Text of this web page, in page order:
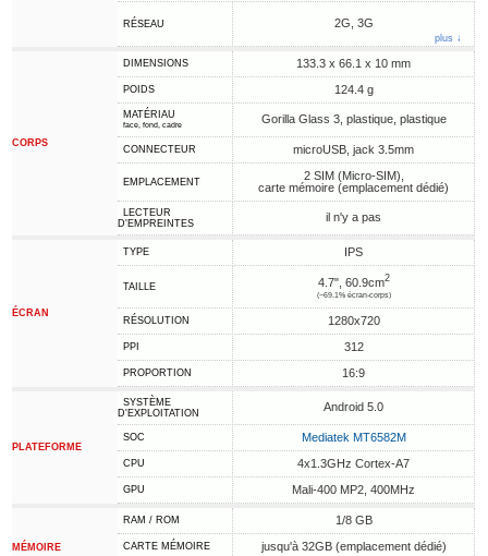
RÉSEAU 2G, 3G
plus ↓
CORPS
DIMENSIONS 133.3 x 66.1 x 10 mm
POIDS 124.4 g
MATÉRIAU
face, fond, cadre Gorilla Glass 3, plastique, plastique
CONNECTEUR microUSB, jack 3.5mm
EMPLACEMENT
2 SIM (Micro-SIM),
carte mémoire (emplacement dédié)
LECTEUR
D'EMPREINTES
il n'y a pas
ÉCRAN
TYPE IPS
TAILLE 4.7", 60.9cm2
(~69.1% écran-corps)
RÉSOLUTION 1280x720
PPI 312
PROPORTION 16:9
PLATEFORME
SYSTÈME
D'EXPLOITATION
Android 5.0
SOC Mediatek MT6582M
CPU 4x1.3GHz Cortex-A7
GPU Mali-400 MP2, 400MHz
MÉMOIRE
RAM / ROM 1/8 GB
CARTE MÉMOIRE jusqu'à 32GB (emplacement dédié)